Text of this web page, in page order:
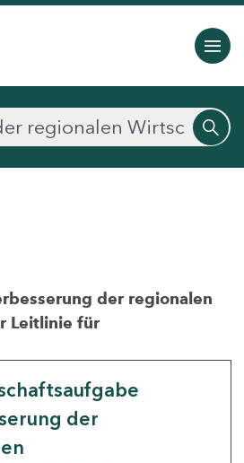
der regionalen
Leitlinie für
der